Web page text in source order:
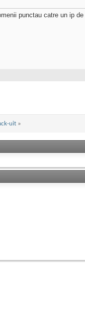
punctau catre un ip
uit »